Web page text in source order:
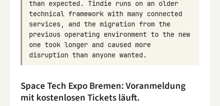
than expected. Tindie runs on an older
technical framework with many connected
services, and the migration from the
previous operating environment to the new
one took longer and caused more
disruption than anyone wanted.
Space Tech Expo Bremen: Voranmeldung
mit kostenlosen Tickets läuft.